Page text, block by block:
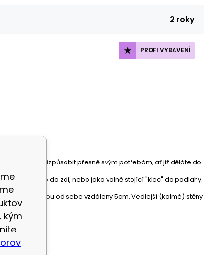
2 roky
PROFI VYBAVENÍ
jej můžete přizpůsobit přesně svým potřebám, ať již děláte do
buďto do zdi, nebo jako volně stojící "klec" do podlahy.
17mm jsou od sebe vzdáleny 5cm. Vedlejší (kolmé) stěny
kým